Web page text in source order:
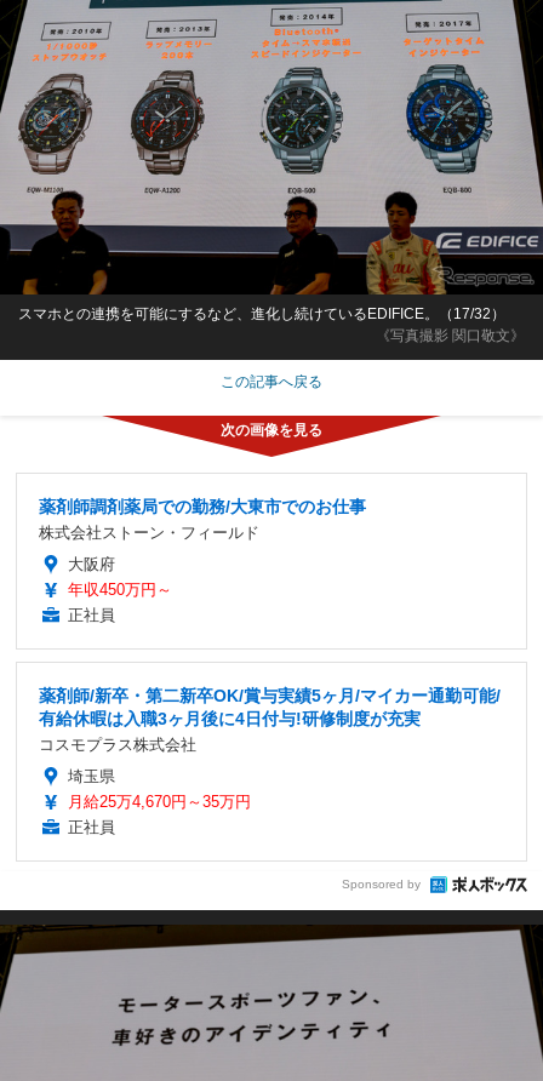
《写真撮影 関口敬文》
スマホとの連携を可能にするなど、進化し続けているEDIFICE。（17/32）
この記事へ戻る
薬剤師調剤薬局での勤務/大東市でのお仕事
株式会社ストーン・フィールド
大阪府
年収450万円～
正社員
薬剤師/新卒・第二新卒OK/賞与実績5ヶ月/マイカー通勤可能/
有給休暇は入職3ヶ月後に4日付与!研修制度が充実
コスモプラス株式会社
埼玉県
月給25万4,670円～35万円
正社員
Sponsored by